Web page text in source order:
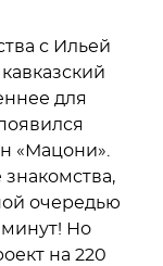
с Ильей
для
«Мацони».
очередью
минут! Но
на 220